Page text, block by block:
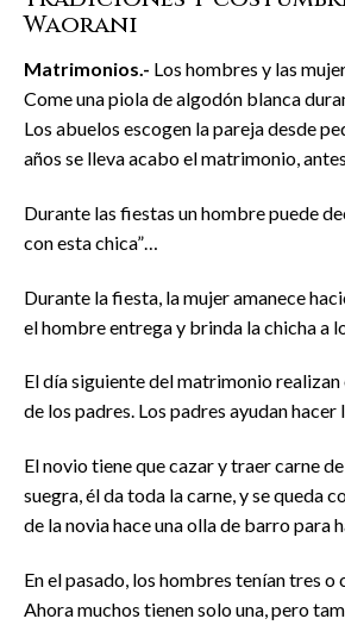
Waorani
Matrimonios.- Los hombres y las
Come una piola de algodón blanca
Los abuelos escogen la pareja desde
años se lleva acabo el matrimonio,
Durante las fiestas un hombre puede
con esta chica”…
Durante la fiesta, la mujer amanece
el hombre entrega y brinda la chicha a
El día siguiente del matrimonio
de los padres. Los padres ayudan hacer
El novio tiene que cazar y traer carne
suegra, él da toda la carne, y se queda
de la novia hace una olla de barro para
En el pasado, los hombres tenían tres o
Ahora muchos tienen solo una, pero